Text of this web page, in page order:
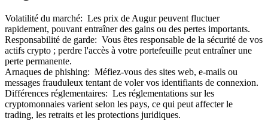
Jusqu'à 65 % de commissions !
Volatilité du marché: Les prix de Augur peuvent fluctuer
rapidement, pouvant entraîner des gains ou des pertes importants.
Responsabilité de garde: Vous êtes responsable de la sécurité de vos
actifs crypto ; perdre l'accès à votre portefeuille peut entraîner une
perte permanente.
Arnaques de phishing: Méfiez-vous des sites web, e-mails ou
messages frauduleux tentant de voler vos identifiants de connexion.
Différences réglementaires: Les réglementations sur les
cryptomonnaies varient selon les pays, ce qui peut affecter le
trading, les retraits et les protections juridiques.